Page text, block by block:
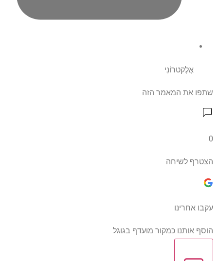
אֶלֶקטרוֹנִי
שתפו את המאמר הזה
0
הצטרף לשיחה
עקבו אחרינו
הוסף אותנו כמקור מועדף בגוגל